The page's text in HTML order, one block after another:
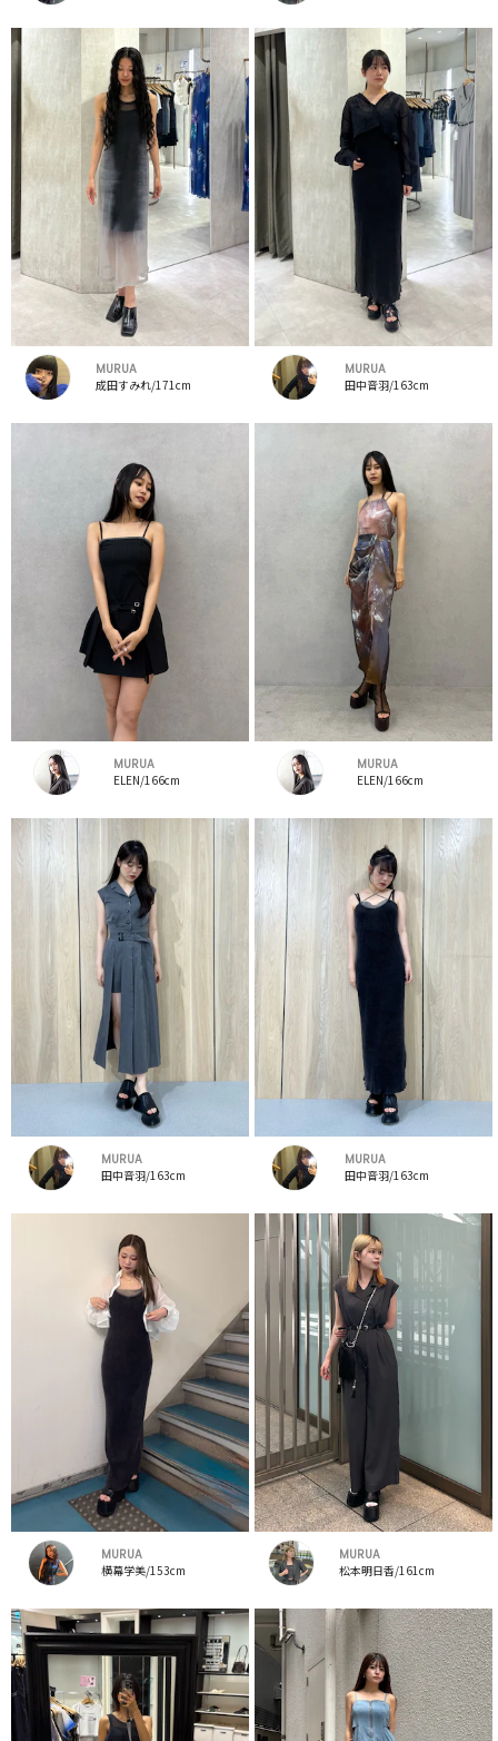
MURUA
成田すみれ/171cm
MURUA
田中音羽/163cm
MURUA
ELEN/166cm
MURUA
ELEN/166cm
MURUA
田中音羽/163cm
MURUA
田中音羽/163cm
MURUA
横幕学美/153cm
MURUA
松本明日香/161cm